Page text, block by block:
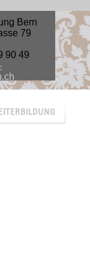
Bern
79
90 49